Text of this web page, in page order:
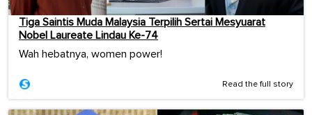
Tiga Saintis Muda Malaysia Terpilih Sertai Mesyuarat
Nobel Laureate Lindau Ke-74
Wah hebatnya, women power!
Read the full story